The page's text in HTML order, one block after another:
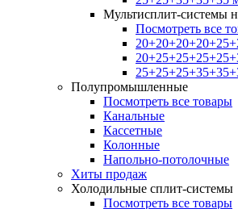
Мультисплит-системы
Посмотреть все
Полупромышленные
Посмотреть все товары
Канальные
Кассетные
Колонные
Напольно-потолочные
Хиты продаж
Холодильные сплит-системы
Посмотреть все товары